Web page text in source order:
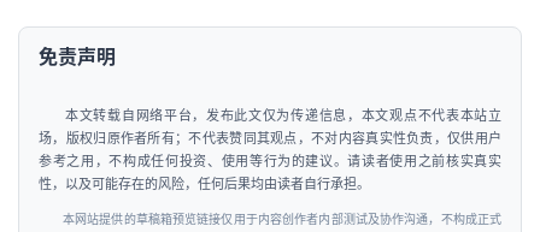
免责声明
本文转载自网络平台，发布此文仅为传递信息，本文观点不代表本站立
场，版权归原作者所有；不代表赞同其观点，不对内容真实性负责，仅供用户
参考之用，不构成任何投资、使用等行为的建议。请读者使用之前核实真实
性，以及可能存在的风险，任何后果均由读者自行承担。
本网站提供的草稿箱预览链接仅用于内容创作者内部测试及协作沟通，不构成正式